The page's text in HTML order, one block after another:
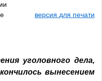
версия для печати
уголовного дела,
вынесением